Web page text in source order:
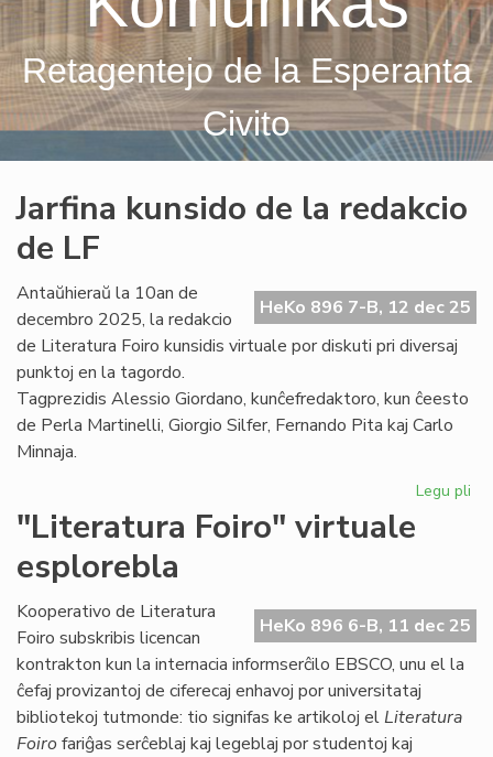
Retagentejo de la Esperanta
Civito
Jarfina kunsido de la redakcio
de LF
HeKo 896 7-B, 12 dec 25
Antaŭhieraŭ la 10an de
decembro 2025, la redakcio
de Literatura Foiro kunsidis virtuale por diskuti pri diversaj
punktoj en la tagordo.
Tagprezidis Alessio Giordano, kunĉefredaktoro, kun ĉeesto
de Perla Martinelli, Giorgio Silfer, Fernando Pita kaj Carlo
Minnaja.
Legu pli
"Literatura Foiro" virtuale
esplorebla
HeKo 896 6-B, 11 dec 25
Kooperativo de Literatura
Foiro subskribis licencan
kontrakton kun la internacia informserĉilo EBSCO, unu el la
ĉefaj provizantoj de ciferecaj enhavoj por universitataj
bibliotekoj tutmonde: tio signifas ke artikoloj elLiteratura
Foirofariĝas serĉeblaj kaj legeblaj por studentoj kaj